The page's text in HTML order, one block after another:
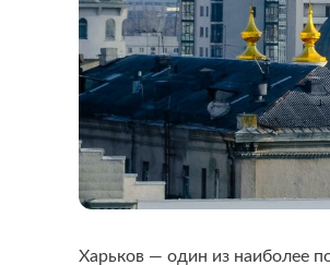
Харьков — один из наиболее